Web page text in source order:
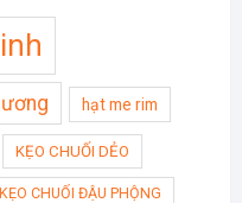
hạt me rim
KẸO CHUỐI DẺO
KẸO CHUỐI ĐẬU PHỘNG